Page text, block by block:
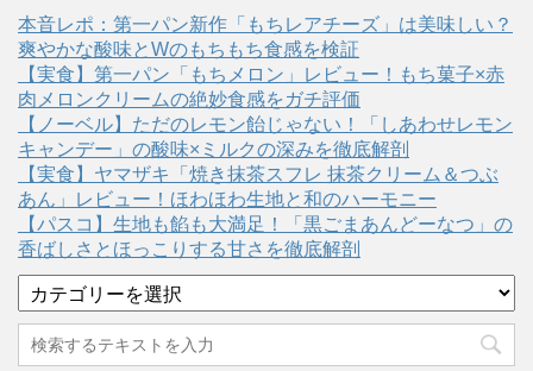
本音レポ：第一パン新作「もちレアチーズ」は美味しい？
爽やかな酸味とWのもちもち食感を検証
【実食】第一パン「もちメロン」レビュー！もち菓子×赤
肉メロンクリームの絶妙食感をガチ評価
【ノーベル】ただのレモン飴じゃない！「しあわせレモン
キャンデー」の酸味×ミルクの深みを徹底解剖
【実食】ヤマザキ「焼き抹茶スフレ 抹茶クリーム＆つぶ
あん」レビュー！ほわほわ生地と和のハーモニー
【パスコ】生地も餡も大満足！「黒ごまあんどーなつ」の
香ばしさとほっこりする甘さを徹底解剖
テ
ゴ
リ